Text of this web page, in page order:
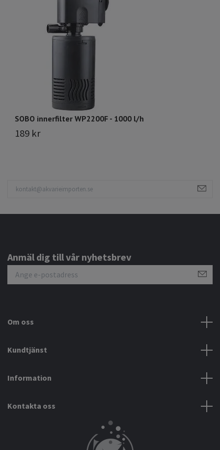
SOBO innerfilter WP2200F - 1000 l/h
189 kr
Anmäl dig till vår nyhetsbrev
Om oss
Kundtjänst
Information
Kontakta oss